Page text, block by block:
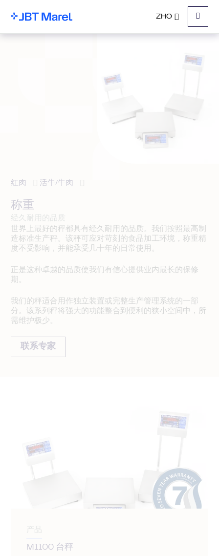
ZHO
菜单
红肉 活牛/牛肉
称重
经久耐用的品质
世界上最好的秤都具有经久耐用的品质。我们按照最高制
造标准生产秤。该秤可应对苛刻的食品加工环境，称重精
度不受影响，并能承受几十年的日常使用。
正是这种卓越的品质使我们有信心提供业内最长的保修
期。
我们的秤适合用作独立装置或完整生产管理系统的一部
分。该系列秤将强大的功能整合到便利的狭小空间中，所
需维护极少。
联系专家
产品
M1100 台秤